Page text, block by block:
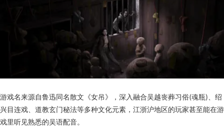
游戏名来源自鲁迅同名散文《女吊》，深入融合吴越丧葬习俗(魂瓶)、绍
兴目连戏、道教玄门秘法等多种文化元素，江浙沪地区的玩家甚至能在游
戏里听见熟悉的吴语配音。